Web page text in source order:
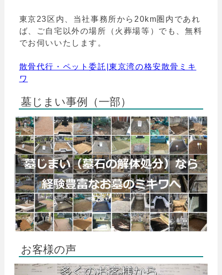
東京23区内、当社事務所から20km圏内であれ
ば、ご自宅以外の場所（火葬場等）でも、無料
でお伺いいたします。
散骨代行・ペット委託|東京湾の格安散骨ミキ
ワ
墓じまい事例（一部）
お客様の声